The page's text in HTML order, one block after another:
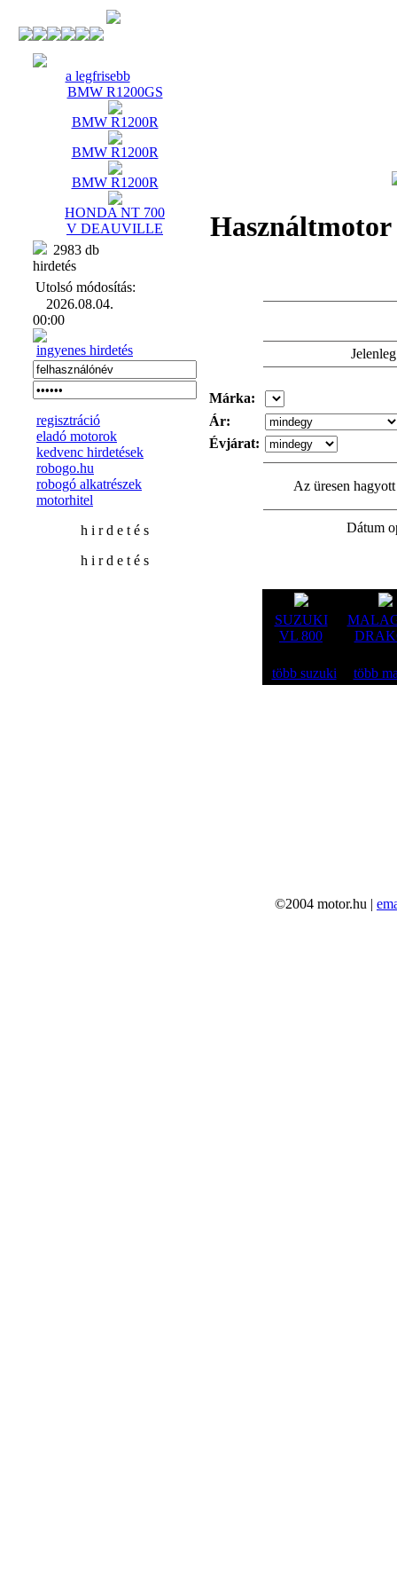
a legfrisebb
BMW R1200GS
BMW R1200R
BMW R1200R
BMW R1200R
HONDA NT 700
V DEAUVILLE
2983 db
hirdetés
Utolsó módosítás:
2026.08.04.
00:00
ingyenes hirdetés
regisztráció
eladó motorok
kedvenc hirdetések
robogo.hu
robogó alkatrészek
motorhitel
h i r d e t é s
h i r d e t é s
Márka:
Ár:
Évjárat:
Az üresen
Dátum
SUZUKI
VL 800
több suzuki több
©2004 motor.hu |